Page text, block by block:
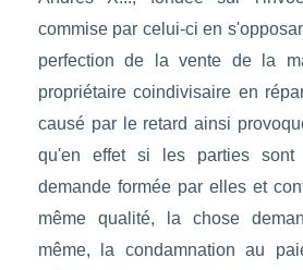
commise par celui-ci en
perfection de la vente de la
propriétaire coindivisaire en
causé par le retard ainsi
qu'en effet si les parties
demande formée par elles et
même qualité, la chose
même, la condamnation au